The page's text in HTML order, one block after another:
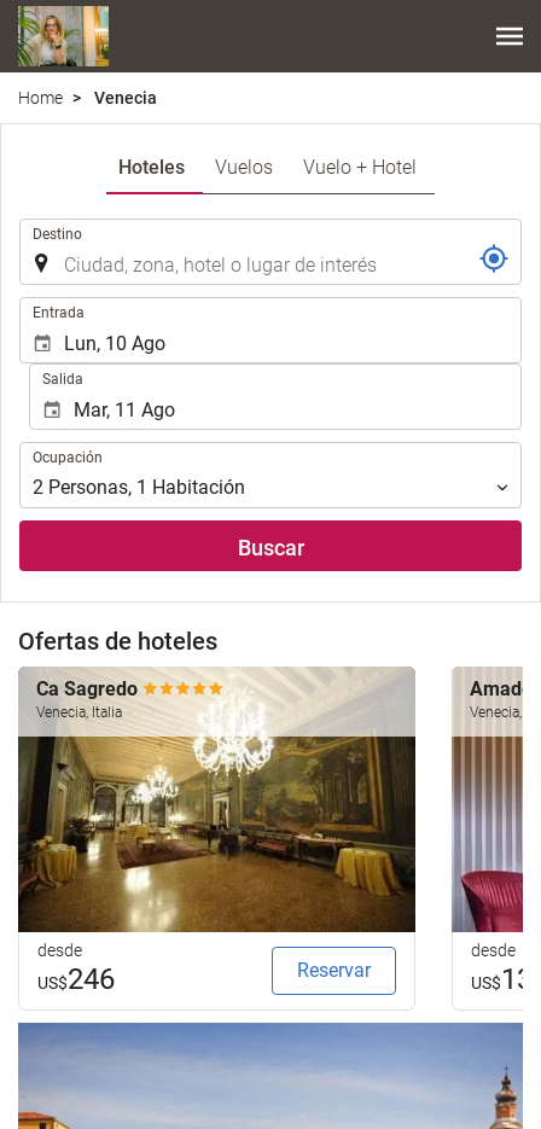
Home Venecia
Hoteles Vuelos Vuelo + Hotel
Introduzca
lugar
de
destino
en
que
realizar
búsqueda
de
Destino
Introduzca
las
fechas
inicio
fin
para
realizar
hotel.
Entrada
Salida
Ocupación
Ocupación
2 Personas, 1 Habitación
Buscar
Ofertas de hoteles
Ca Sagredo
Venecia, Italia
desde
US$246 Reservar
Venecia,
desde
US$